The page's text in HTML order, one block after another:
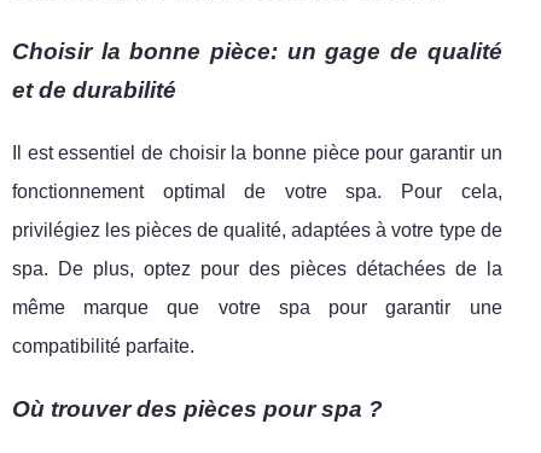
Choisir la bonne pièce: un gage de qualité
et de durabilité
Il est essentiel de choisir la bonne pièce pour garantir un
fonctionnement optimal de votre spa. Pour cela,
privilégiez les pièces de qualité, adaptées à votre type de
spa. De plus, optez pour des pièces détachées de la
même marque que votre spa pour garantir une
compatibilité parfaite.
Où trouver des pièces pour spa ?